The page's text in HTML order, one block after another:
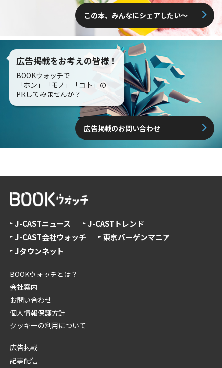
この本、みんなにシェアしたい〜
広告掲載をお考えの皆様！
BOOKウォッチで
「ホン」「モノ」「コト」の
PRしてみませんか？
広告掲載のお問い合わせ
J-CASTニュース
J-CASTトレンド
J-CAST会社ウォッチ
東京バーゲンマニア
Jタウンネット
BOOKウォッチとは？
会社案内
お問い合わせ
個人情報保護方針
クッキーの利用について
広告掲載
記事配信